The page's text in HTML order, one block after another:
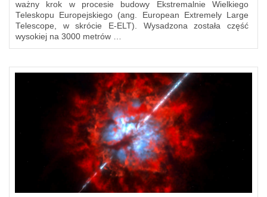
ważny krok w procesie budowy Ekstremalnie Wielkiego
Teleskopu Europejskiego (ang. European Extremely Large
Telescope, w skrócie E-ELT). Wysadzona została część
wysokiej na 3000 metrów …